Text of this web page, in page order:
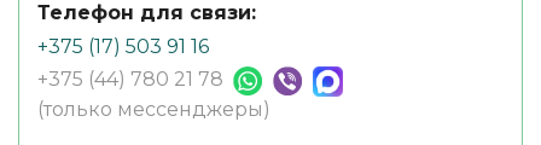
Телефон для связи:
+375 (17) 503 91 16
+375 (44) 780 21 78
(только мессенджеры)